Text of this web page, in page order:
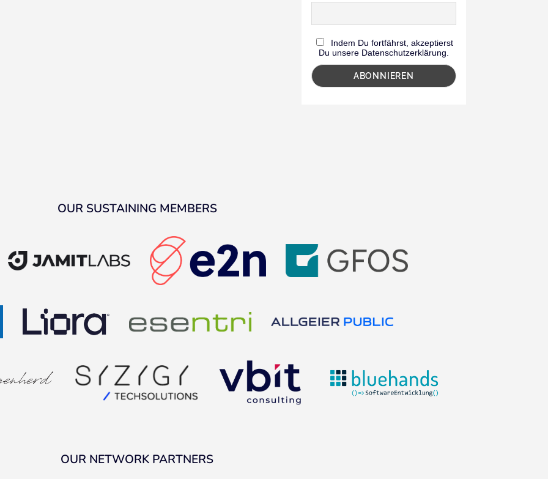
Indem Du fortfährst, akzeptierst
Du unsere Datenschutzerklärung.
OUR SUSTAINING MEMBERS
OUR NETWORK PARTNERS